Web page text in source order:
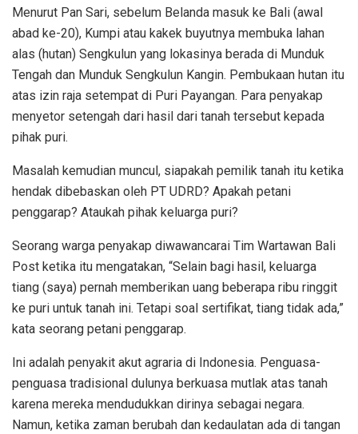
Menurut Pan Sari, sebelum Belanda masuk ke Bali (awal
abad ke-20), Kumpi atau kakek buyutnya membuka lahan
alas (hutan) Sengkulun yang lokasinya berada di Munduk
Tengah dan Munduk Sengkulun Kangin. Pembukaan hutan itu
atas izin raja setempat di Puri Payangan. Para penyakap
menyetor setengah dari hasil dari tanah tersebut kepada
pihak puri.
Masalah kemudian muncul, siapakah pemilik tanah itu ketika
hendak dibebaskan oleh PT UDRD? Apakah petani
penggarap? Ataukah pihak keluarga puri?
Seorang warga penyakap diwawancarai Tim Wartawan Bali
Post ketika itu mengatakan, “Selain bagi hasil, keluarga
tiang (saya) pernah memberikan uang beberapa ribu ringgit
ke puri untuk tanah ini. Tetapi soal sertifikat, tiang tidak ada,”
kata seorang petani penggarap.
Ini adalah penyakit akut agraria di Indonesia. Penguasa-
penguasa tradisional dulunya berkuasa mutlak atas tanah
karena mereka mendudukkan dirinya sebagai negara.
Namun, ketika zaman berubah dan kedaulatan ada di tangan